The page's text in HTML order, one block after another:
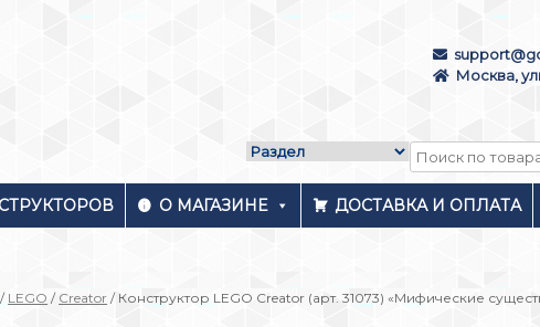
Москва,
О МАГАЗИНЕ ДОСТАВКА И ОПЛАТА
/ LEGO / Creator / Конструктор LEGO Creator (арт. 31073) «Мифические